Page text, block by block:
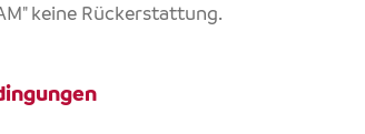
keine Rückerstattung.